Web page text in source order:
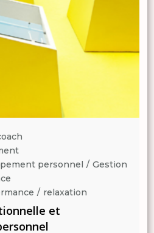
personnel
Gestion
relaxation
et